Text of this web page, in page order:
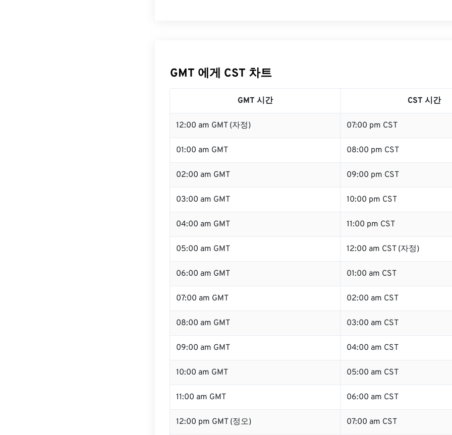
GMT 에게 CST 차트
GMT 시간 CST 시간
12:00 am GMT (자정) 07:00 pm CST
01:00 am GMT 08:00 pm CST
02:00 am GMT 09:00 pm CST
03:00 am GMT 10:00 pm CST
04:00 am GMT 11:00 pm CST
05:00 am GMT 12:00 am CST (자정)
06:00 am GMT 01:00 am CST
07:00 am GMT 02:00 am CST
08:00 am GMT 03:00 am CST
09:00 am GMT 04:00 am CST
10:00 am GMT 05:00 am CST
11:00 am GMT 06:00 am CST
12:00 pm GMT (정오) 07:00 am CST